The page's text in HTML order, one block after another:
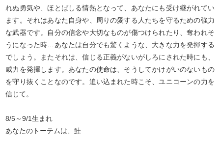
れぬ勇気や、ほとばしる情熱となって、あなたにも受け継がれてい
ます。それはあなた自身や、周りの愛する人たちを守るための強力
な武器です。自分の信念や大切なものが傷つけられたり、奪われそ
うになった時…あなたは自分でも驚くような、大きな力を発揮する
でしょう。またそれは、信じる正義がないがしろにされた時にも、
威力を発揮します。あなたの使命は、そうしてかけがいのないもの
を守り抜くことなのです。追い込まれた時こそ、ユニコーンの力を
信じて。
8/5～9/1生まれ
あなたのトーテムは、鮭